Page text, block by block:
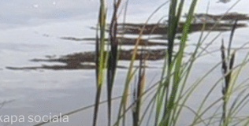
sociala